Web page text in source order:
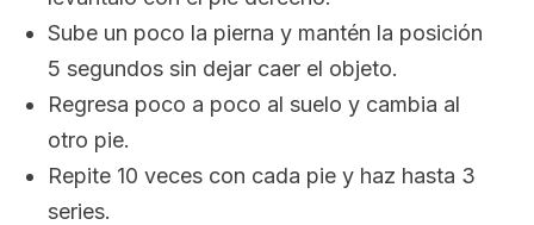
Sube un poco la pierna y mantén la posición
5 segundos sin dejar caer el objeto.
Regresa poco a poco al suelo y cambia al
otro pie.
Repite 10 veces con cada pie y haz hasta 3
series.